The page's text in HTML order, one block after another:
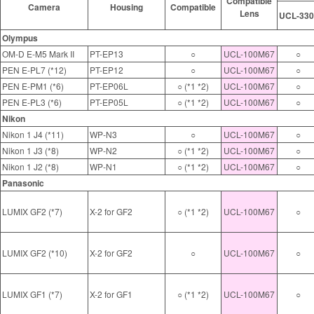
Camera Housing Compatible
Lens
UCL-330
Olympus
OM-D E-M5 Mark II PT-EP13 ○ UCL-100M67
○
PEN E-PL7 (*12)
PT-EP12 ○ UCL-100M67
○
PEN E-PM1 (*6)
PT-EP06L ○ (*1 *2) UCL-100M67
○
PEN E-PL3 (*6)
PT-EP05L ○ (*1 *2) UCL-100M67 ○
Nikon
Nikon 1 J4 (*11) WP-N3 ○ UCL-100M67
○
Nikon 1 J3 (*8)
WP-N2 ○ (*1 *2) UCL-100M67
○
Nikon 1 J2 (*8)
WP-N1 ○ (*1 *2) UCL-100M67 ○
Panasonic
LUMIX GF2 (*7) X-2 for GF2 ○ (*1 *2) UCL-100M67 ○
LUMIX GF2 (*10) X-2 for GF2 ○ UCL-100M67 ○
LUMIX GF1 (*7) X-2 for GF1 ○ (*1 *2) UCL-100M67 ○